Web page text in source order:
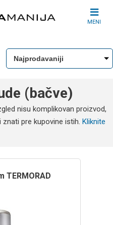
MENI
(bačve)
nisu komplikovan proizvod,
pre kupovine istih. Kliknite
TERMORAD